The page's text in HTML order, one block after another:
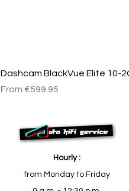
Dashcam BlackVue Elite 10-
From €599.95
Sale Price
Hourly :
from Monday to Friday